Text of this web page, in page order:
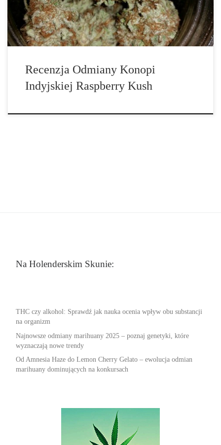
Doświadczenie związane z Raspberry Kush jest mocno fizyczne.
[…]
Recenzja Odmiany Konopi
Indyjskiej Raspberry Kush
Na Holenderskim Skunie:
THC czy alkohol: Sprawdź jak nauka ocenia wpływ obu substancji
na organizm
Najnowsze odmiany marihuany 2025 – poznaj genetyki, które
wyznaczają nowe trendy
Od Amnesia Haze do Lemon Cherry Gelato – ewolucja odmian
marihuany dominujących na konkursach